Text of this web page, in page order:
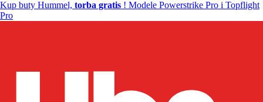
Kup buty Hummel, torba gratis ! Modele Powerstrike Pro i Topflight
Pro